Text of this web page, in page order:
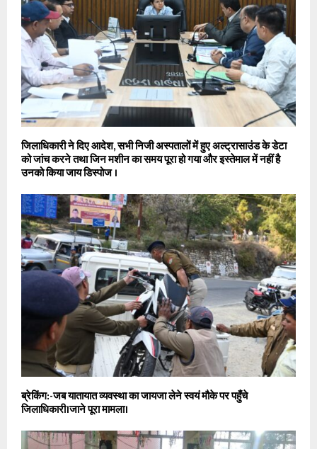
जिलाधिकारी ने दिए आदेश, सभी निजी अस्पतालों में हुए अल्ट्रासाउंड के डेटा
को जांच करने तथा जिन मशीन का समय पूरा हो गया और इस्तेमाल में नहीं है
उनको किया जाय डिस्पोज ।
ब्रेकिंग:-जब यातायात व्यवस्था का जायजा लेने स्वयं मौके पर पहुँचे
जिलाधिकारी।जाने पूरा मामला।